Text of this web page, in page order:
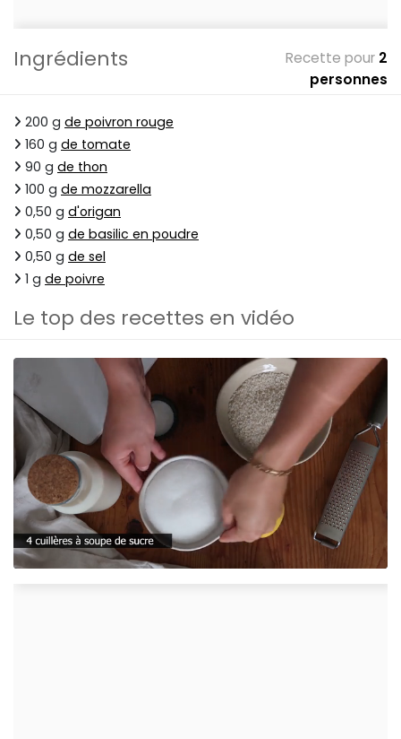
Ingrédients Recette pour 2
personnes
200 g de poivron rouge
160 g de tomate
90 g de thon
100 g de mozzarella
0,50 g d'origan
0,50 g de basilic en poudre
0,50 g de sel
1 g de poivre
Le top des recettes en vidéo